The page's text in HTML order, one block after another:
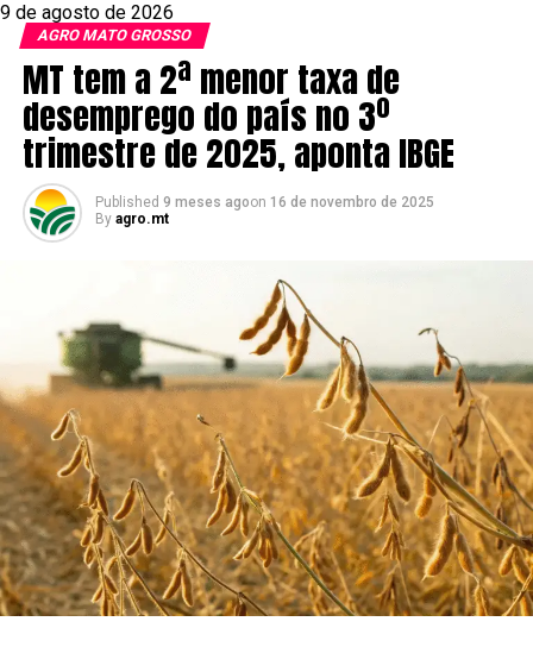
9 de agosto de 2026
AGRO MATO GROSSO
MT tem a 2ª menor taxa de
desemprego do país no 3º
trimestre de 2025, aponta IBGE
Published 9 meses agoon 16 de novembro de 2025
By agro.mt